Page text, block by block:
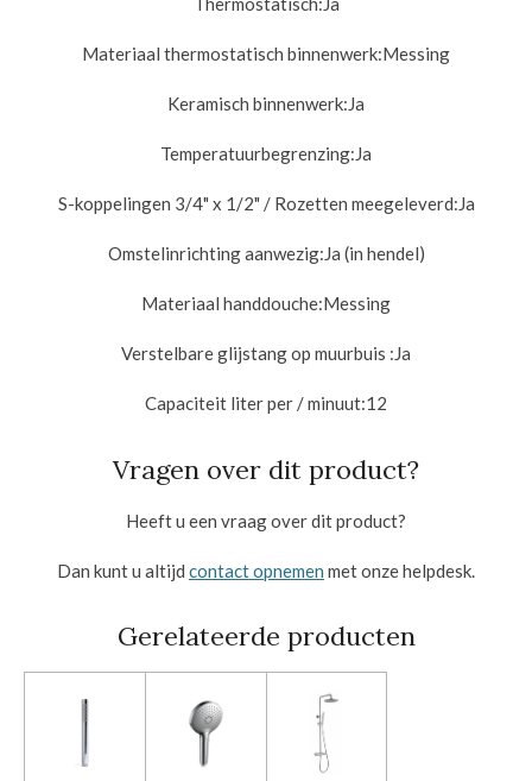
Materiaal thermostatisch binnenwerk:Messing
Keramisch binnenwerk:Ja
Temperatuurbegrenzing:Ja
S-koppelingen 3/4" x 1/2" / Rozetten meegeleverd:Ja
Omstelinrichting aanwezig:Ja (in hendel)
Materiaal handdouche:Messing
Verstelbare glijstang op muurbuis :Ja
Capaciteit liter per / minuut:12
Vragen over dit product?
Heeft u een vraag over dit product?
Dan kunt u altijd contact opnemen met onze helpdesk.
Gerelateerde producten